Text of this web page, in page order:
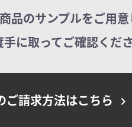
品のサンプルをご用意
に取ってご確認くださ
ご請求方法はこちら chevron_right